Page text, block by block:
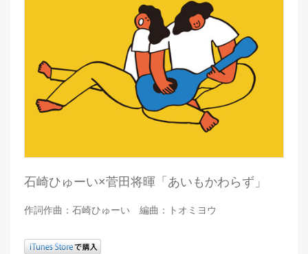
石崎ひゅーい×菅田将暉「あいもかわらず」
作詞作曲：石崎ひゅーい 編曲：トオミヨウ